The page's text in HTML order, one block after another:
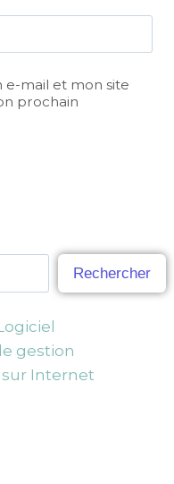
mail et mon site
prochain
Rechercher